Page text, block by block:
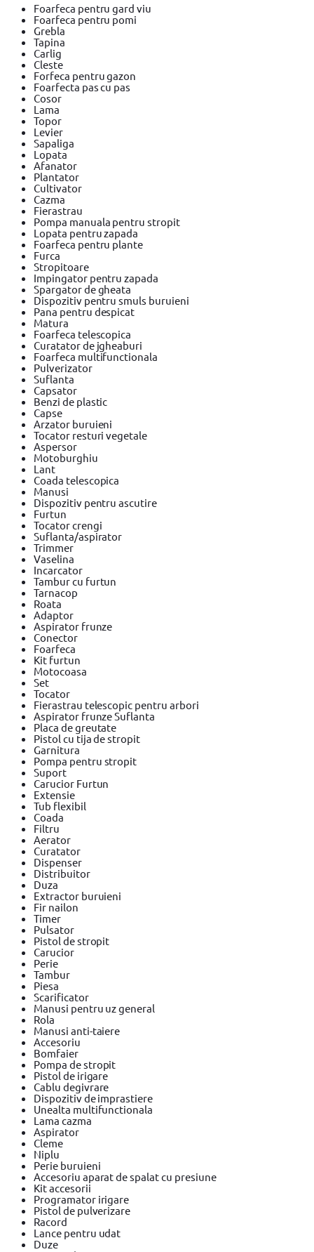
Foarfeca pentru gard viu
Foarfeca pentru pomi
Grebla
Tapina
Carlig
Cleste
Forfeca pentru gazon
Foarfecta pas cu pas
Cosor
Lama
Topor
Levier
Sapaliga
Lopata
Afanator
Plantator
Cultivator
Cazma
Fierastrau
Pompa manuala pentru stropit
Lopata pentru zapada
Foarfeca pentru plante
Furca
Stropitoare
Impingator pentru zapada
Spargator de gheata
Dispozitiv pentru smuls buruieni
Pana pentru despicat
Matura
Foarfeca telescopica
Curatator de jgheaburi
Foarfeca multifunctionala
Pulverizator
Suflanta
Capsator
Benzi de plastic
Capse
Arzator buruieni
Tocator resturi vegetale
Aspersor
Motoburghiu
Lant
Coada telescopica
Manusi
Dispozitiv pentru ascutire
Furtun
Tocator crengi
Suflanta/aspirator
Trimmer
Vaselina
Incarcator
Tambur cu furtun
Tarnacop
Roata
Adaptor
Aspirator frunze
Conector
Foarfeca
Kit furtun
Motocoasa
Set
Tocator
Fierastrau telescopic pentru arbori
Aspirator frunze Suflanta
Placa de greutate
Pistol cu tija de stropit
Garnitura
Pompa pentru stropit
Suport
Carucior Furtun
Extensie
Tub flexibil
Coada
Filtru
Aerator
Curatator
Dispenser
Distribuitor
Duza
Extractor buruieni
Fir nailon
Timer
Pulsator
Pistol de stropit
Carucior
Perie
Tambur
Piesa
Scarificator
Manusi pentru uz general
Rola
Manusi anti-taiere
Accesoriu
Bomfaier
Pompa de stropit
Pistol de irigare
Cablu degivrare
Dispozitiv de imprastiere
Unealta multifunctionala
Lama cazma
Aspirator
Cleme
Niplu
Perie buruieni
Accesoriu aparat de spalat cu presiune
Kit accesorii
Programator irigare
Pistol de pulverizare
Racord
Lance pentru udat
Duze